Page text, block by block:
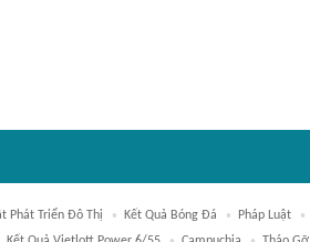
Phát Triển Đô Thị Kết Quả Bóng Đá Pháp Luật